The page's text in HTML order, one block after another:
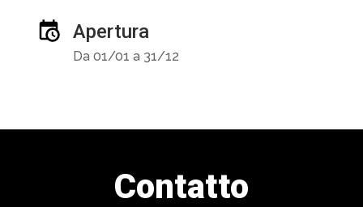
Apertura
Da 01/01 a 31/12
Contatto